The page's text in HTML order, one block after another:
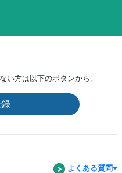
い方は以下のボタンから。
よくある質問